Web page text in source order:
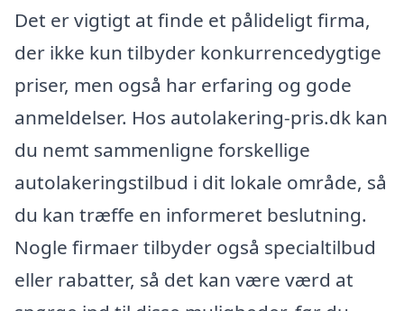
Det er vigtigt at finde et pålideligt firma,
der ikke kun tilbyder konkurrencedygtige
priser, men også har erfaring og gode
anmeldelser. Hos autolakering-pris.dk kan
du nemt sammenligne forskellige
autolakeringstilbud i dit lokale område, så
du kan træffe en informeret beslutning.
Nogle firmaer tilbyder også specialtilbud
eller rabatter, så det kan være værd at